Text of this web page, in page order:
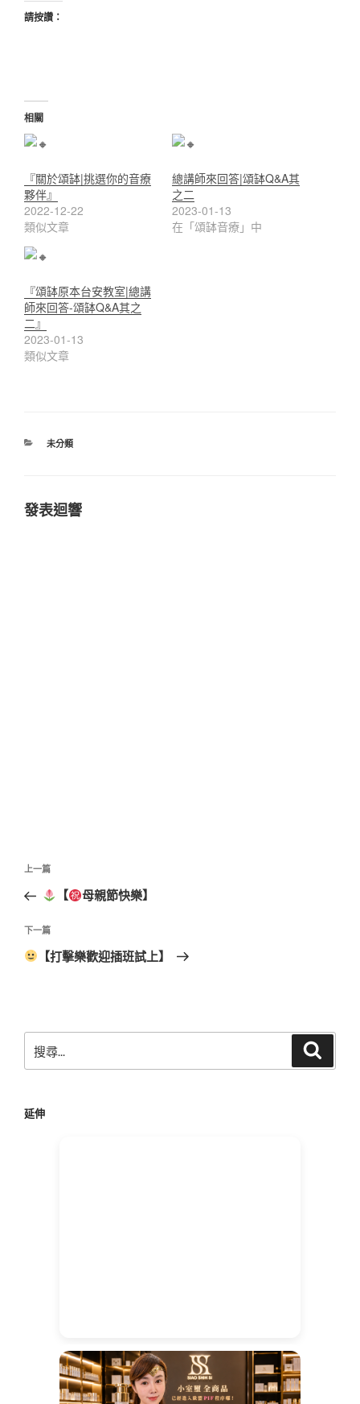
請按讚：
相關
『關於頌缽|挑選你的音療
夥伴』
2022-12-22
類似文章
總講師來回答|頌缽Q&A其
之二
2023-01-13
在「頌缽音療」中
『頌缽原本台安教室|總講
師來回答-頌缽Q&A其之
二』
2023-01-13
類似文章
分
未分類
發表迴響
文
導
覽
上
一
文
章
上一篇
【 母親節快樂】
下
一
下一篇
【打擊樂歡迎插班試上】
尋
字:
延伸